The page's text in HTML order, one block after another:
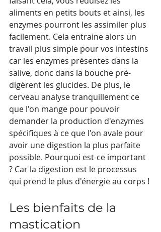
aliments en petits bouts et ainsi, les
enzymes pourront les assimiler plus
facilement. Cela entraine alors un
travail plus simple pour vos intestins
car les enzymes présentes dans la
salive, donc dans la bouche pré-
digèrent les glucides. De plus, le
cerveau analyse tranquillement ce
que l'on mange pour pouvoir
demander la production d'enzymes
spécifiques à ce que l'on avale pour
avoir une digestion la plus parfaite
possible. Pourquoi est-ce important
? Car la digestion est le processus
qui prend le plus d'énergie au corps !
Les bienfaits de la
mastication